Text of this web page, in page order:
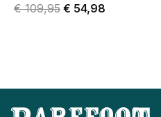
Original price was € 109,95.
€ 109,95 Current price is €
€ 54,98